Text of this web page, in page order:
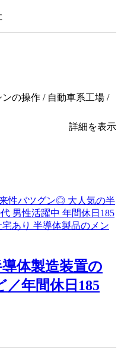
の操作 / 自動車系工場 /
詳細を表示
体製造装置の
年間休日185